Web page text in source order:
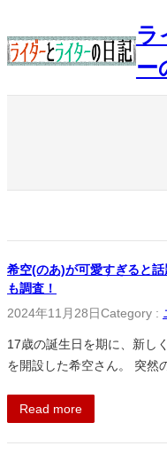
容
を
ラ
ー
希空(のあ)が可愛すぎると
も調査！
2024年11月28日Category :
17歳の誕生日を期に、新し
を開設した希空さん。 突然
Read more